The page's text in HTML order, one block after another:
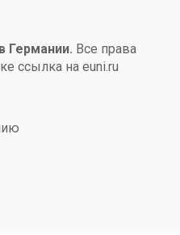
Германии. Все права
ссылка на euni.ru